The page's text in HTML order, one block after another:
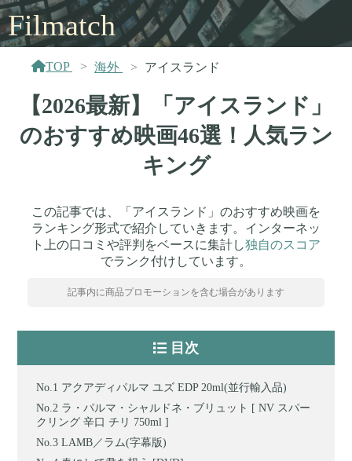
Filmatch
TOP 海外 アイスランド
【2026最新】「アイスランド」
のおすすめ映画46選！人気ラン
キング
この記事では、「アイスランド」のおすすめ映画を
ランキング形式で紹介していきます。インターネッ
ト上の口コミや評判をベースに集計し独自のスコア
でランク付けしています。
記事内に商品プロモーションを含む場合があります
目次
アクアディパルマ ユズ EDP 20ml(並行輸入品)
ラ・パルマ・シャルドネ・ブリュット [ NV スパー
クリング 辛口 チリ 750ml ]
LAMB／ラム(字幕版)